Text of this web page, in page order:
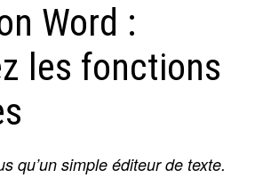
Word :
les fonctions
qu’un simple éditeur de texte.